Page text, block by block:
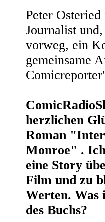
Peter
Journalist
vorweg, ein
gemeinsame
herzlichen
Roman
Monroe" . Ich
eine Story
Film und zu
Werten.
des Buchs?